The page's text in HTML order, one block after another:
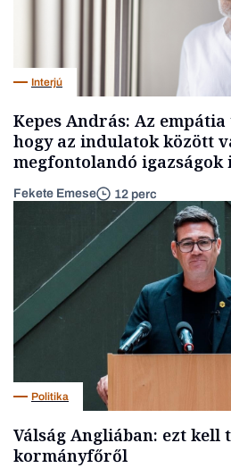
Interjú
Kepes András: Az
hogy az indulatok között
megfontolandó igazságok
Fekete Emese 12 perc
Politika
Válság Angliában: ezt kell
kormányfőről